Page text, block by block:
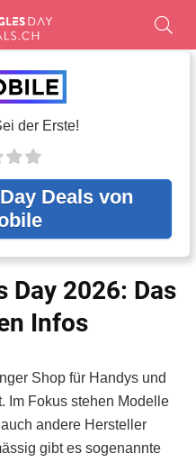
der Erste!
Deals von
Day 2026: Das
Infos
Shop für Handys und
Im Fokus stehen Modelle
andere Hersteller
gibt es sogenannte